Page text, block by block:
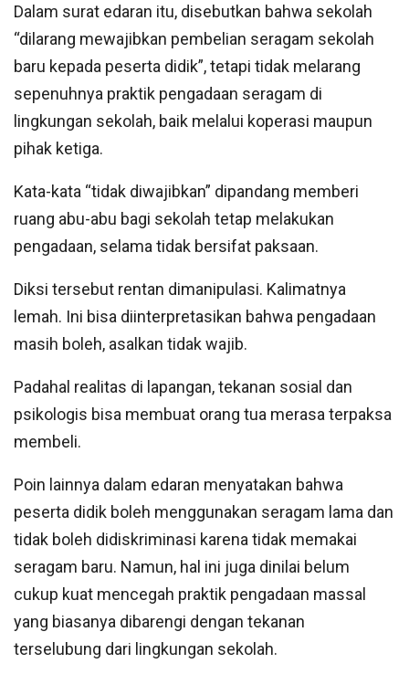
Dalam surat edaran itu, disebutkan bahwa sekolah
“dilarang mewajibkan pembelian seragam sekolah
baru kepada peserta didik”, tetapi tidak melarang
sepenuhnya praktik pengadaan seragam di
lingkungan sekolah, baik melalui koperasi maupun
pihak ketiga.
Kata-kata “tidak diwajibkan” dipandang memberi
ruang abu-abu bagi sekolah tetap melakukan
pengadaan, selama tidak bersifat paksaan.
Diksi tersebut rentan dimanipulasi. Kalimatnya
lemah. Ini bisa diinterpretasikan bahwa pengadaan
masih boleh, asalkan tidak wajib.
Padahal realitas di lapangan, tekanan sosial dan
psikologis bisa membuat orang tua merasa terpaksa
membeli.
Poin lainnya dalam edaran menyatakan bahwa
peserta didik boleh menggunakan seragam lama dan
tidak boleh didiskriminasi karena tidak memakai
seragam baru. Namun, hal ini juga dinilai belum
cukup kuat mencegah praktik pengadaan massal
yang biasanya dibarengi dengan tekanan
terselubung dari lingkungan sekolah.